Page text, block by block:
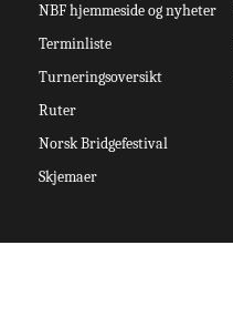
NBF hjemmeside og nyheter
Terminliste
Turneringsoversikt
Ruter
Norsk Bridgefestival
Skjemaer